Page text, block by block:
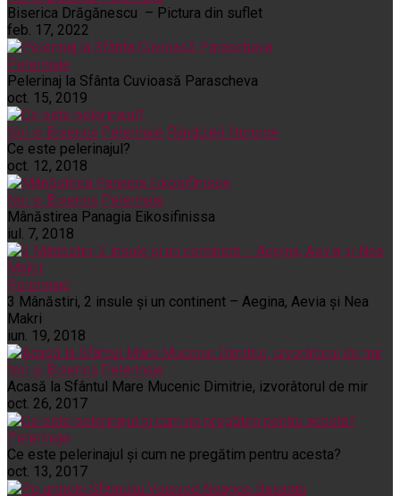
Biserica Drăgănescu – Pictura din suflet
feb. 17, 2022
Pelerinaje
Pelerinaj la Sfânta Cuvioasă Parascheva
oct. 15, 2019
Noi și Biserica Pelerinaje Rânduieli liturgice
Ce este pelerinajul?
oct. 12, 2018
Noi și Biserica Pelerinaje
Mânăstirea Panagia Eikosifinissa
iul. 7, 2018
Pelerinaje
3 Mânăstiri, 2 insule și un continent – Aegina, Aevia și Nea
Makri
iun. 19, 2018
Noi și Biserica Pelerinaje
Acasă la Sfântul Mare Mucenic Dimitrie, izvorâtorul de mir
oct. 26, 2017
Pelerinaje
Ce este pelerinajul şi cum ne pregătim pentru acesta?
oct. 13, 2017